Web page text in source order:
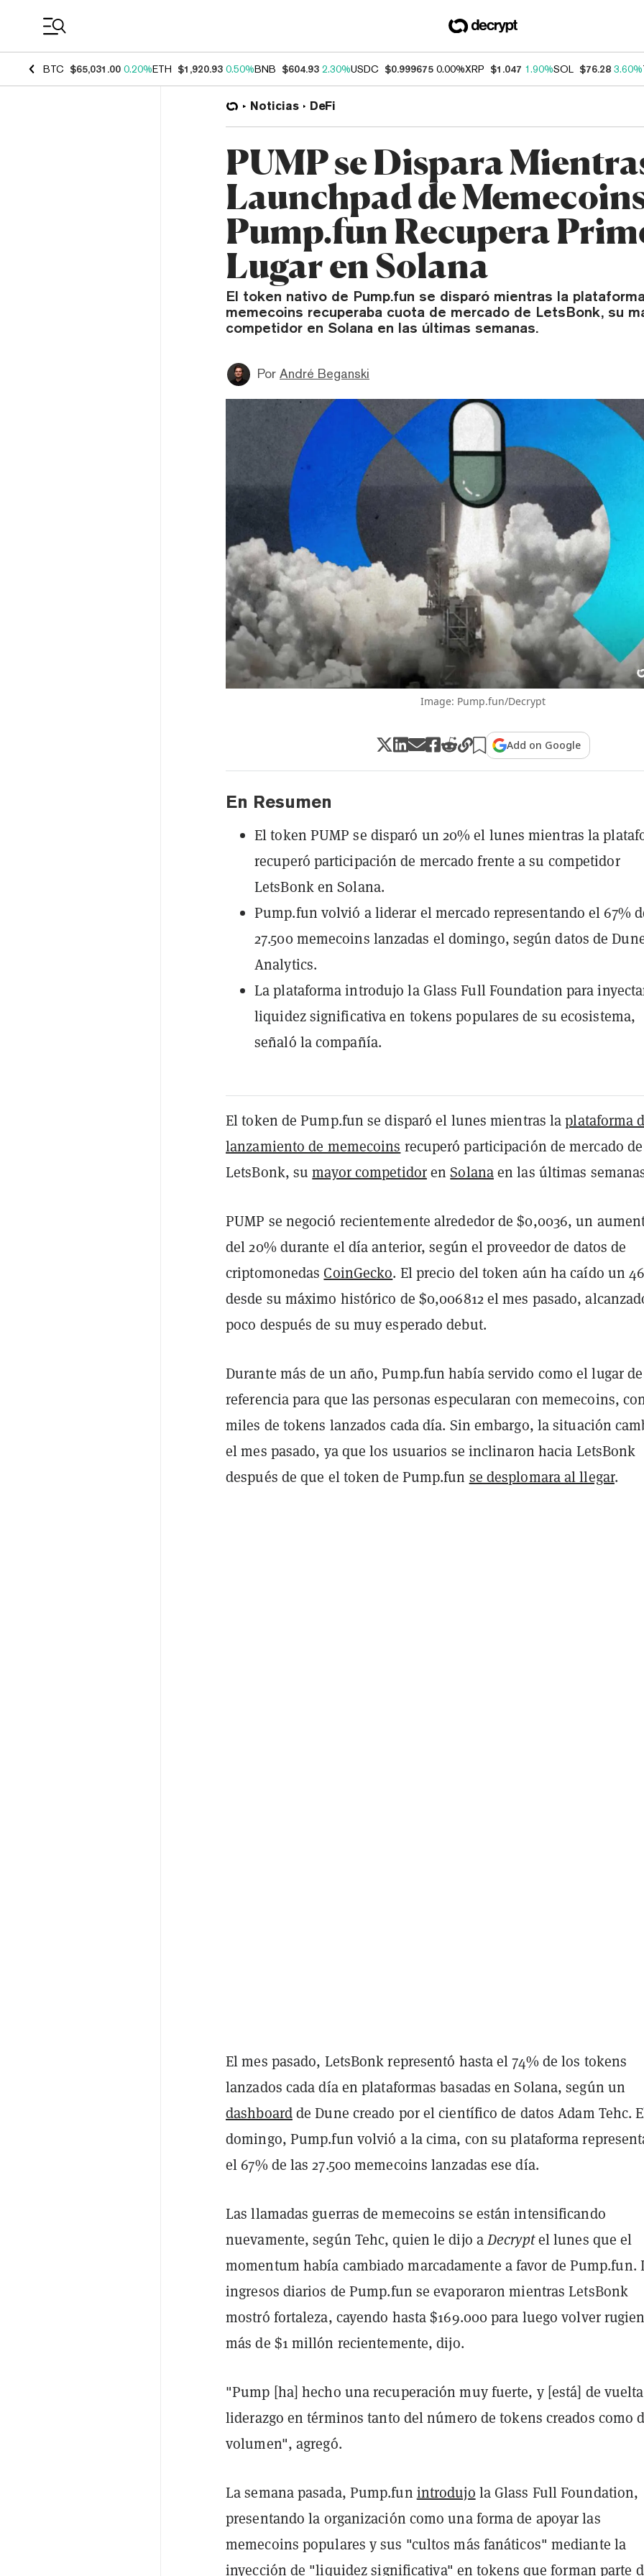
BTC $65,031.00 0.20%ETH $1,920.93 0.50%BNB $604.93 2.30%USDC $0.999675 0.00%XRP $1.047 1.90%SOL $76.28 3.60%
Noticias DeFi
PUMP se Dispara
Launchpad de
Pump.fun Recupera
Lugar en Solana
El token nativo de Pump.fun se disparó mientras la
memecoins recuperaba cuota de mercado de LetsBonk, su
competidor en Solana en las últimas semanas.
Por André Beganski
Image: Pump.fun/Decrypt
Add on Google
En Resumen
El token PUMP se disparó un 20% el lunes mientras la
recuperó participación de mercado frente a su competidor
LetsBonk en Solana.
Pump.fun volvió a liderar el mercado representando el 67%
27.500 memecoins lanzadas el domingo, según datos de
Analytics.
La plataforma introdujo la Glass Full Foundation para
liquidez significativa en tokens populares de su ecosistema,
señaló la compañía.
El token de Pump.fun se disparó el lunes mientras laplataforma
lanzamiento de memecoins recuperó participación de mercado de
LetsBonk, sumayor competidorenSolanaen las últimas
PUMP se negoció recientemente alrededor de $0,0036, un
del 20% durante el día anterior, según el proveedor de datos de
criptomonedas CoinGecko. El precio del token aún ha caído un
desde su máximo histórico de $0,006812 el mes pasado,
poco después de su muy esperado debut.
Durante más de un año, Pump.fun había servido como el lugar de
referencia para que las personas especularan con memecoins,
miles de tokens lanzados cada día. Sin embargo, la situación
el mes pasado, ya que los usuarios se inclinaron hacia LetsBonk
después de que el token de Pump.fun se desplomara al llegar.
El mes pasado, LetsBonk representó hasta el 74% de los tokens
lanzados cada día en plataformas basadas en Solana, según un
dashboardde Dune creado por el científico de datos Adam Tehc.
domingo, Pump.fun volvió a la cima, con su plataforma
el 67% de las 27.500 memecoins lanzadas ese día.
Las llamadas guerras de memecoins se están intensificando
nuevamente, según Tehc, quien le dijo aDecryptel lunes que el
momentum había cambiado marcadamente a favor de Pump.fun.
ingresos diarios de Pump.fun se evaporaron mientras LetsBonk
mostró fortaleza, cayendo hasta $169.000 para luego volver
más de $1 millón recientemente, dijo.
"Pump [ha] hecho una recuperación muy fuerte, y [está] de
liderazgo en términos tanto del número de tokens creados como
volumen", agregó.
La semana pasada, Pump.fun introdujo la Glass Full Foundation,
presentando la organización como una forma de apoyar las
memecoins populares y sus "cultos más fanáticos" mediante la
inyección de "liquidez significativa" en tokens que forman parte